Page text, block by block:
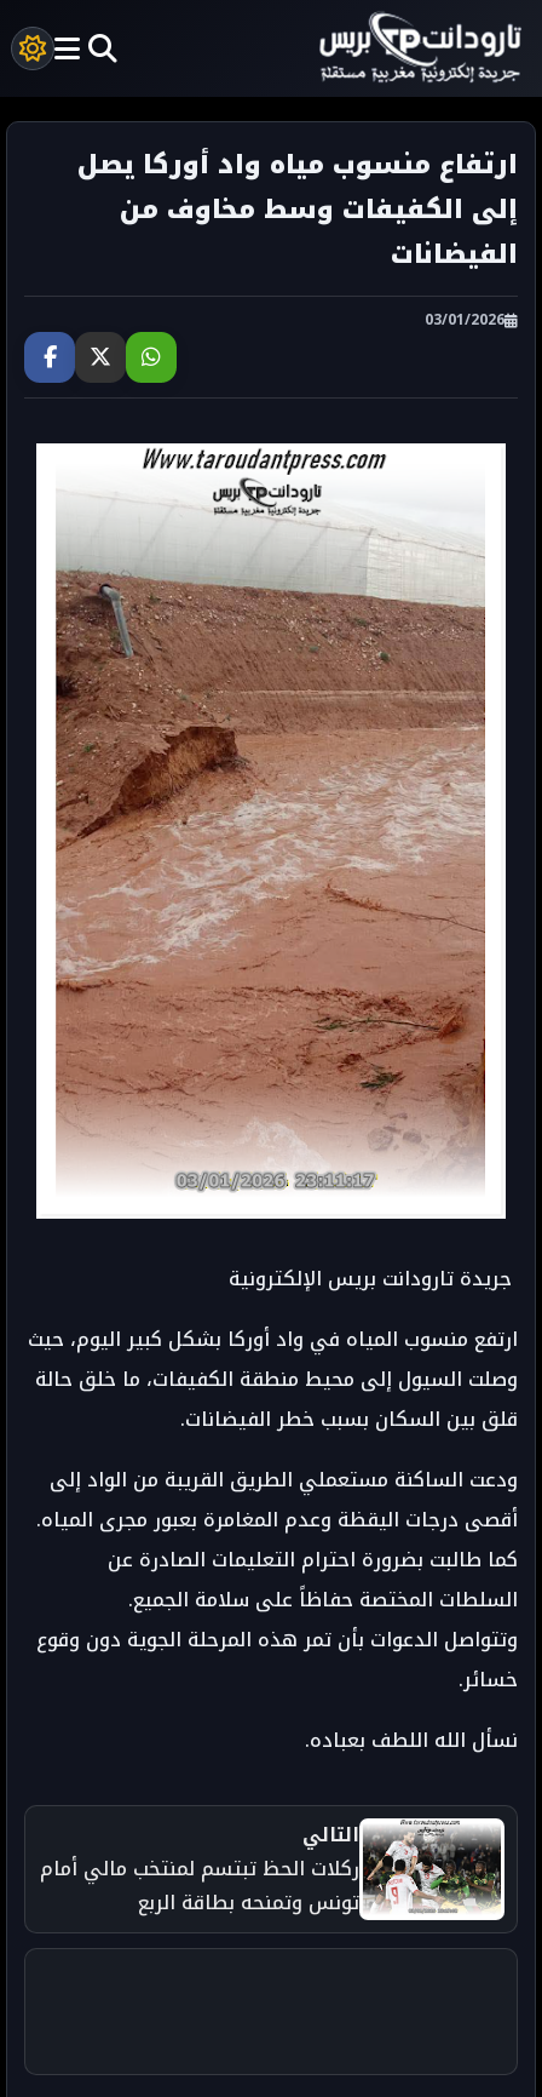
ارتفاع منسوب مياه واد أوركا يصل
إلى الكفيفات وسط مخاوف من
الفيضانات
03/01/2026
جريدة تارودانت بريس الإلكترونية
ارتفع منسوب المياه في واد أوركا بشكل كبير اليوم، حيث
وصلت السيول إلى محيط منطقة الكفيفات، ما خلق حالة
قلق بين السكان بسبب خطر الفيضانات.
ودعت الساكنة مستعملي الطريق القريبة من الواد إلى
أقصى درجات اليقظة وعدم المغامرة بعبور مجرى المياه.
كما طالبت بضرورة احترام التعليمات الصادرة عن
السلطات المختصة حفاظاً على سلامة الجميع.
وتتواصل الدعوات بأن تمر هذه المرحلة الجوية دون وقوع
خسائر.
نسأل الله اللطف بعباده.
التالي
ركلات الحظ تبتسم لمنتخب مالي أمام
تونس وتمنحه بطاقة الربع